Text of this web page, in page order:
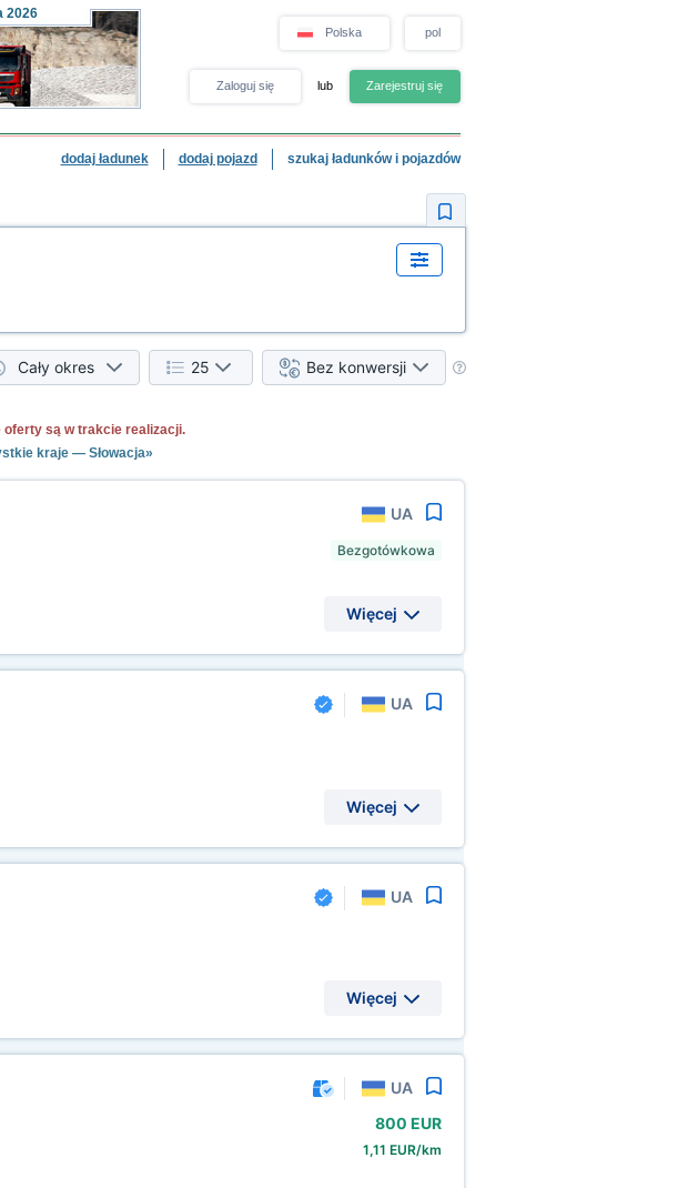
2026
Polska pol
Zaloguj się lub Zarejestruj się
dodaj ładunek dodaj pojazd szukaj ładunków i pojazdów
Cały okres 25 Bez konwersji
oferty są w trakcie realizacji.
kraje — Słowacja»
UA
Bezgotówkowa
Więcej
UA
Więcej
UA
Więcej
UA
800 EUR
1,11 EUR/km